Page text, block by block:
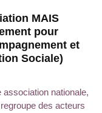
MAIS
pour
et
Sociale)
nationale,
des acteurs